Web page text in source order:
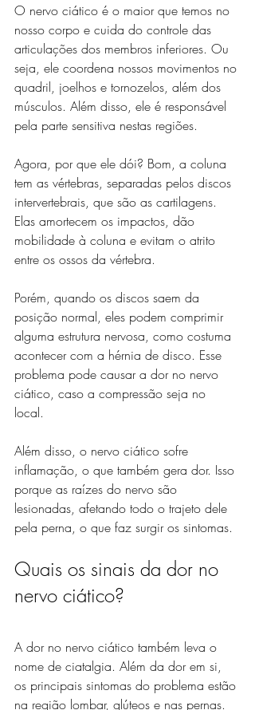
O nervo ciático é o maior que temos no
nosso corpo e cuida do controle das
articulações dos membros inferiores. Ou
seja, ele coordena nossos movimentos no
quadril, joelhos e tornozelos, além dos
músculos. Além disso, ele é responsável
pela parte sensitiva nestas regiões.
Agora, por que ele dói? Bom, a coluna
tem as vértebras, separadas pelos discos
intervertebrais, que são as cartilagens.
Elas amortecem os impactos, dão
mobilidade à coluna e evitam o atrito
entre os ossos da vértebra.
Porém, quando os discos saem da
posição normal, eles podem comprimir
alguma estrutura nervosa, como costuma
acontecer com a hérnia de disco. Esse
problema pode causar a dor no nervo
ciático, caso a compressão seja no
local.
Além disso, o nervo ciático sofre
inflamação, o que também gera dor. Isso
porque as raízes do nervo são
lesionadas, afetando todo o trajeto dele
pela perna, o que faz surgir os sintomas.
Quais os sinais da dor no
nervo ciático?
A dor no nervo ciático também leva o
nome de ciatalgia. Além da dor em si,
os principais sintomas do problema estão
na região lombar, glúteos e nas pernas.